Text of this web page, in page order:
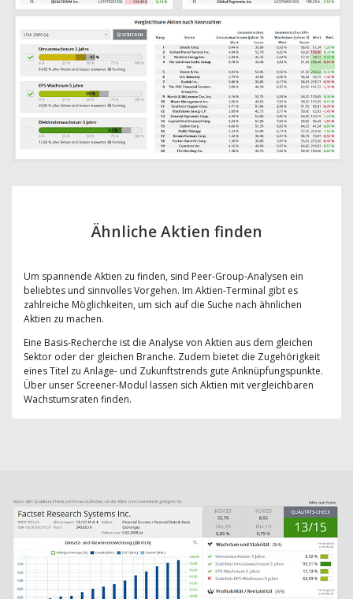
Ähnliche Aktien finden
Um spannende Aktien zu finden, sind Peer-Group-Analysen ein
beliebtes und sinnvolles Vorgehen. Im Aktien-Terminal gibt es
zahlreiche Möglichkeiten, um sich auf die Suche nach ähnlichen
Aktien zu machen.
Eine Basis-Recherche ist die Analyse von Aktien aus dem gleichen
Sektor oder der gleichen Branche. Zudem bietet die Zugehörigkeit
eines Titel zu Anlage- und Zukunftstrends gute Anknüpfungspunkte.
Über unser Screener-Modul lassen sich Aktien mit vergleichbaren
Wachstumsraten finden.